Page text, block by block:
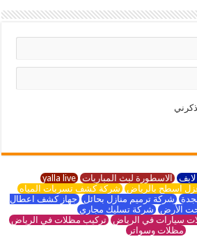
الاسطورة لبث المباريات yalla live
اسطح بالرياض شركة كشف تسربات المياه
شركة ترميم منازل بحائل جهاز كشف اعطال
تحت الأرض شركة تسليك مجاري
سيارات في الرياض تركيب مظلات في الرياض
مظلات وسواتر